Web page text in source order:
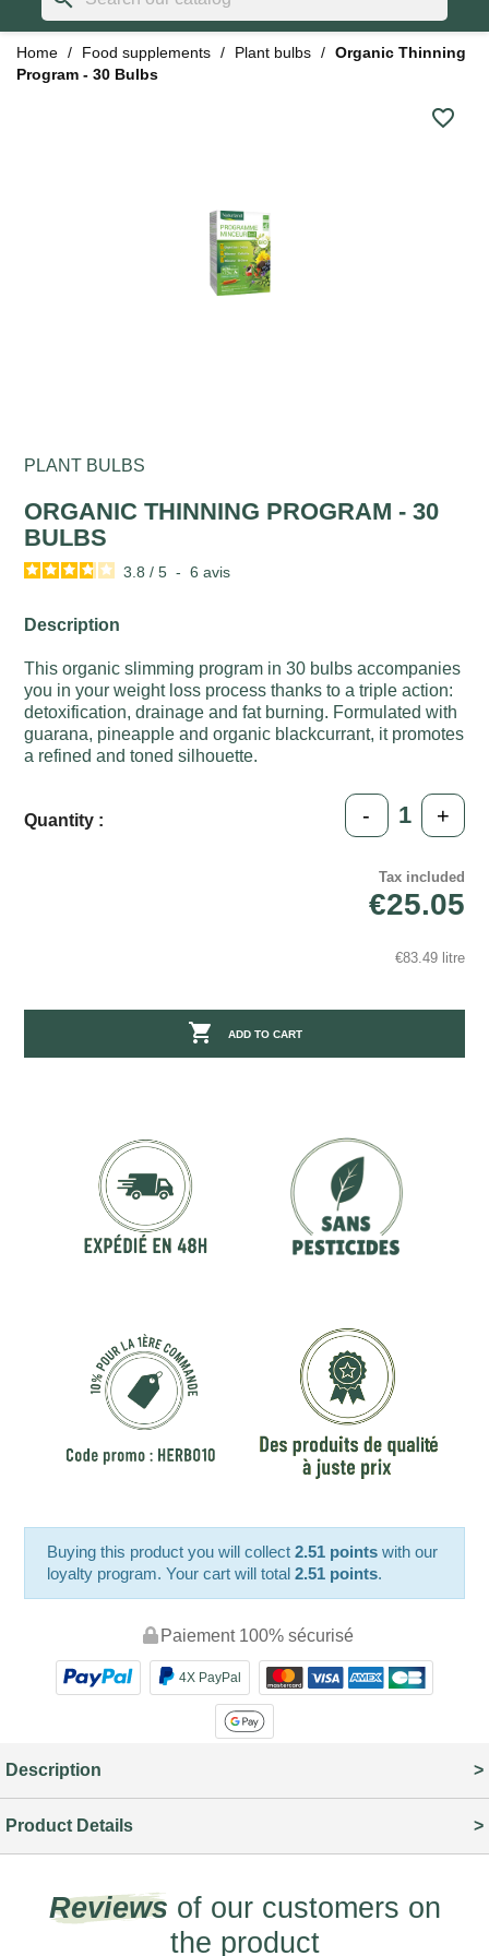
Home Food supplements Plant bulbs
Organic Thinning
Program - 30 Bulbs
favorite_border
PLANT BULBS
ORGANIC THINNING PROGRAM - 30
BULBS
3.8 / 5 - 6avis
Description
This organic slimming program in 30 bulbs accompanies
you in your weight loss process thanks to a triple action:
detoxification, drainage and fat burning. Formulated with
guarana, pineapple and organic blackcurrant, it promotes
a refined and toned silhouette.
Quantity : - +
Tax included
€25.05
€83.49 litre
 ADD TO CART
Buying this product you will collect2.51 points with our
loyalty program. Your cart will total2.51 points.
Paiement 100% sécurisé
4X PayPal
Description
Product Details
Reviews of our customers on
the product